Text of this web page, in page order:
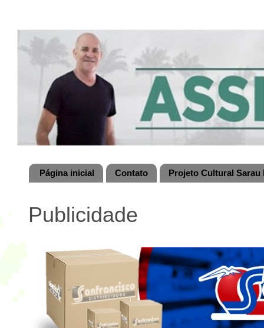
Página inicial Contato Projeto Cultural
Publicidade